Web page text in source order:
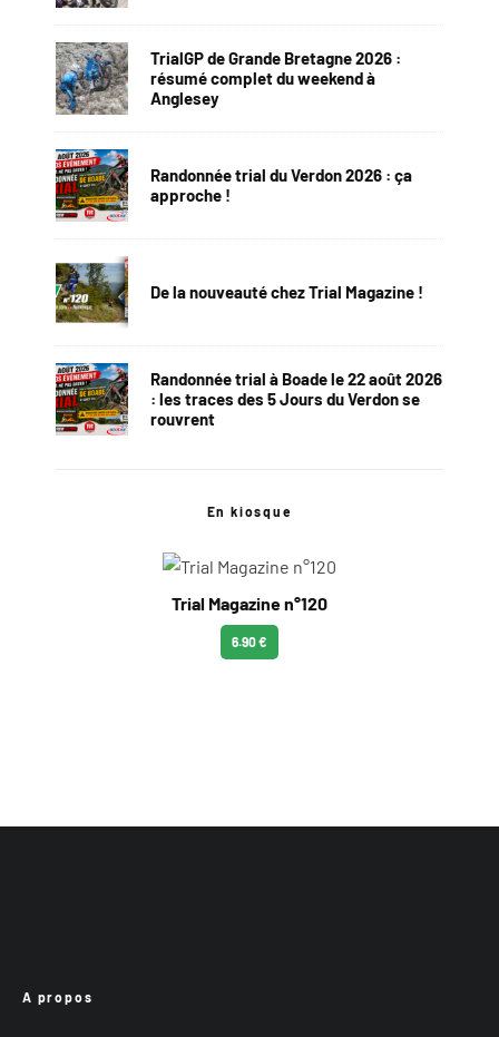
TrialGP de Grande Bretagne 2026 :
résumé complet du weekend à
Anglesey
Randonnée trial du Verdon 2026 : ça
approche !
De la nouveauté chez Trial Magazine !
Randonnée trial à Boade le 22 août 2026
: les traces des 5 Jours du Verdon se
rouvrent
En kiosque
Trial Magazine n°120
6.90 €
A propos